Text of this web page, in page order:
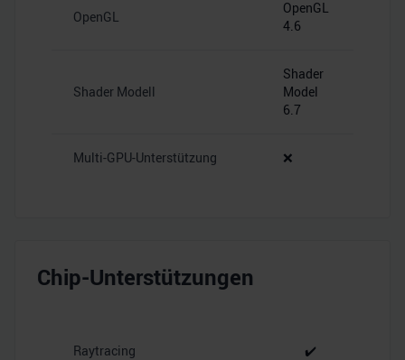
OpenGL
OpenGL
4.6
Shader Modell
Shader
Model
6.7
Multi-GPU-Unterstützung ❌
Chip-Unterstützungen
Raytracing ✔️